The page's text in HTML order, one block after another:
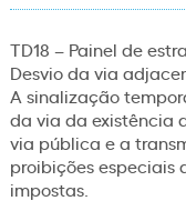
TD18 – Painel de
Desvio da via
A sinalização
da via da existência
via pública e a
proibições especiais
impostas.